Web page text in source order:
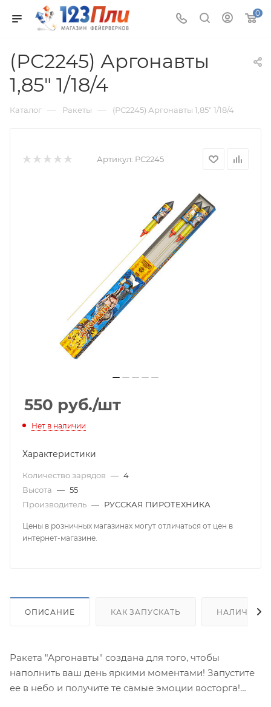
0
(РС2245) Аргонавты
1,85" 1/18/4
Каталог — Ракеты — (РС2245) Аргонавты 1,85" 1/18/4
Артикул: РС2245
550 руб./шт
Нет в наличии
Характеристики
Количество зарядов — 4
Высота — 55
Производитель — РУССКАЯ ПИРОТЕХНИКА
Цены в розничных магазинах могут отличаться от цен в
интернет-магазине.
ОПИСАНИЕ КАК ЗАПУСКАТЬ НАЛИЧИЕ
Ракета "Аргонавты" создана для того, чтобы
наполнить ваш день яркими моментами! Запустите
ее в небо и получите те самые эмоции восторга!